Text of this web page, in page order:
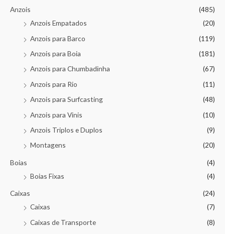
Anzois
(485)
Anzois Empatados
(20)
Anzois para Barco
(119)
Anzois para Boia
(181)
Anzois para Chumbadinha
(67)
Anzois para Rio
(11)
Anzois para Surfcasting
(48)
Anzois para Vinis
(10)
Anzois Triplos e Duplos
(9)
Montagens
(20)
Boias
(4)
Boias Fixas
(4)
Caixas
(24)
Caixas
(7)
Caixas de Transporte
(8)